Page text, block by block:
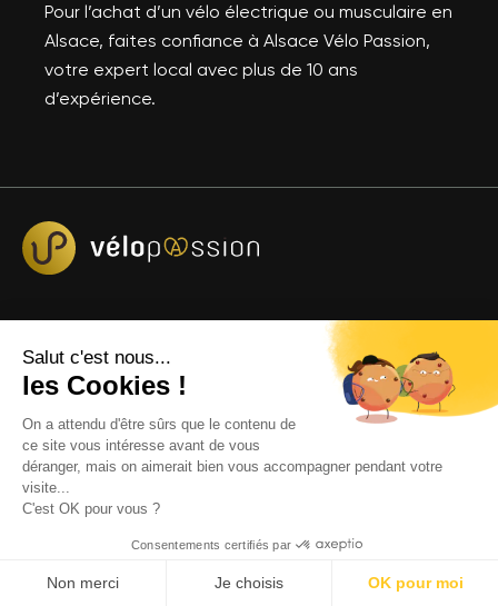
Pour l’achat d’un vélo électrique ou musculaire en
Alsace, faites confiance à Alsace Vélo Passion,
votre expert local avec plus de 10 ans
d’expérience.
Le numéro 1 du Vélo Électrique en Alsace et l’Expert
en Vélos Musculaires
vélo électrique,
vous présente un large catalogue de
électriques, d’équipements et d’
Parmi nos nombreuses références, vous retrouverez
desVTT électriques
électriques, des
cargo électriques, etc.
Nous vous proposons également une gamme de vélos
Salut c'est nous...
les Cookies !
On a attendu d'être sûrs que le contenu de
ce site vous intéresse avant de vous
déranger, mais on aimerait bien vous accompagner pendant votre
visite...
C'est OK pour vous ?
Consentements certifiés par
Non merci Je choisis OK pour moi